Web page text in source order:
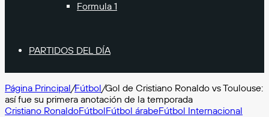
Formula 1
PARTIDOS DEL DÍA
Página Principal/Fútbol/Gol de Cristiano Ronaldo vs Toulouse:
así fue su primera anotación de la temporada
Cristiano RonaldoFútbolFútbol árabeFútbol Internacional